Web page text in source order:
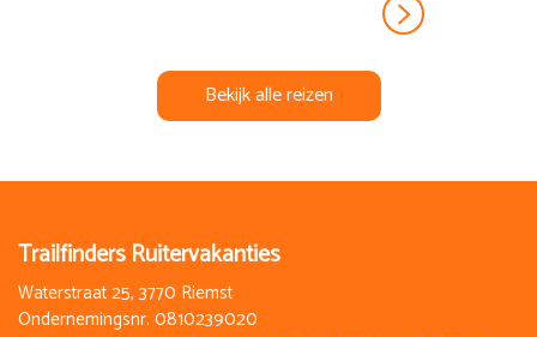
Bekijk alle reizen
Trailfinders Ruitervakanties
Waterstraat 25, 3770 Riemst
Ondernemingsnr. 0810239020